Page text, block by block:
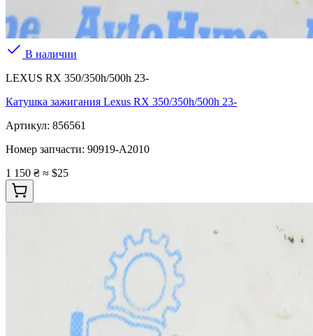
В наличии
LEXUS RX 350/350h/500h 23-
Катушка зажигания Lexus RX 350/350h/500h 23-
Артикул: 856561
Номер запчасти: 90919-A2010
1 150 ₴ ≈ $25